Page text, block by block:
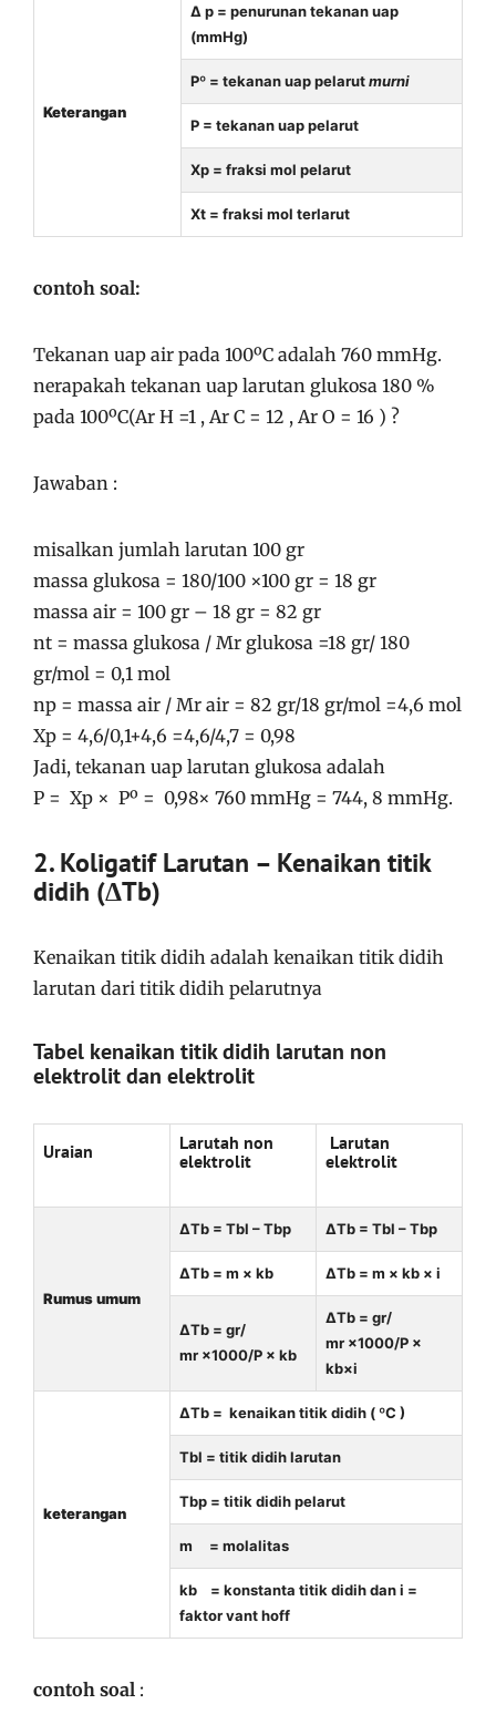
Keterangan
Δ p = penurunan tekanan uap
(mmHg)
Pº = tekanan uap pelarutmurni
P = tekanan uap pelarut
Xp = fraksi mol pelarut
Xt = fraksi mol terlarut
contoh soal:
Tekanan uap air pada 100ºC adalah 760 mmHg.
nerapakah tekanan uap larutan glukosa 180 %
pada 100ºC(Ar H =1 , Ar C = 12 , Ar O = 16 ) ?
Jawaban :
misalkan jumlah larutan 100 gr
massa glukosa = 180/100 ×100 gr = 18 gr
massa air = 100 gr – 18 gr = 82 gr
nt = massa glukosa / Mr glukosa =18 gr/ 180
gr/mol = 0,1 mol
np = massa air / Mr air = 82 gr/18 gr/mol =4,6 mol
Xp = 4,6/0,1+4,6 =4,6/4,7 = 0,98
Jadi, tekanan uap larutan glukosa adalah
P = Xp × Pº = 0,98× 760 mmHg = 744, 8 mmHg.
2.Koligatif Larutan – Kenaikan titik
didih (ΔTb)
Kenaikan titik didih adalah kenaikan titik didih
larutan dari titik didih pelarutnya
Tabel kenaikan titik didih larutan non
elektrolit dan elektrolit
Uraian
Larutah non
elektrolit
Larutan
elektrolit
Rumus umum
ΔTb = Tbl – Tbp ΔTb = Tbl – Tbp
ΔTb = m × kb ΔTb = m × kb × i
ΔTb = gr/
mr ×1000/P × kb
ΔTb = gr/
mr ×1000/P ×
kb×i
keterangan
ΔTb = kenaikan titik didih ( ºC )
Tbl = titik didih larutan
Tbp = titik didih pelarut
m = molalitas
kb = konstanta titik didih dan i =
faktor vant hoff
contoh soal :